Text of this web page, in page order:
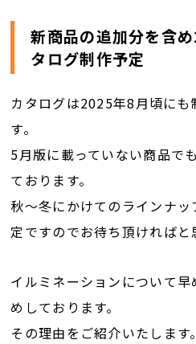
新商品の追加分を含
タログ制作予定
カタログは2025年8月頃にも
す。
5月版に載っていない商品で
ております。
秋～冬にかけてのラインナ
定ですのでお待ち頂ければと
イルミネーションについて
めしております。
その理由をご紹介いたしま